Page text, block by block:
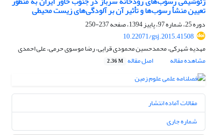
تعیین منشأ رسوب‌ها و تأثیر آن بر آلودگی‌های زیست محیطی
دوره 25، شماره 97، پاییز 1394، صفحه
237-250
10.22071/gsj.2015.41508
مهدیه شهرکی، محمدحسین محمودی قرایی، رضا موسوی حرمی، علی احمدی
مشاهده مقاله
اصل مقاله 2.36 M
مقالات آماده انتشار
شماره جاری